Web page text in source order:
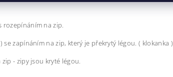
rozepínáním na zip.
se zapínáním na zip, který je překrytý légou. ( klokanka )
- zipy jsou kryté légou.